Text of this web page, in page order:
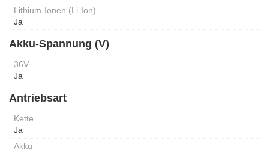
Lithium-Ionen (Li-Ion)
Ja
Akku-Spannung (V)
36V
Ja
Antriebsart
Kette
Ja
Akku